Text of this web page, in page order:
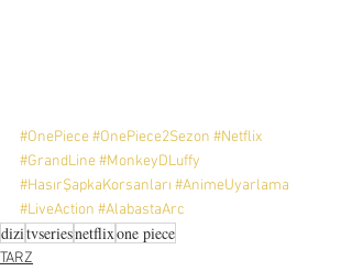
#OnePiece#OnePiece2Sezon #Netflix
#GrandLine#MonkeyDLuffy
#HasırŞapkaKorsanları #AnimeUyarlama
#LiveAction #AlabastaArc
dizitvseriesnetflixone piece
TARZ